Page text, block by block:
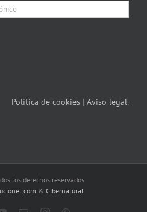
Política de cookies | Aviso legal.
los derechos reservados
& Cibernatural